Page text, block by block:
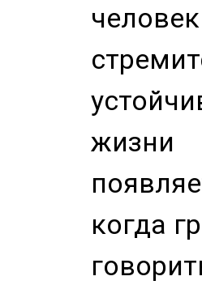
жизни
когда